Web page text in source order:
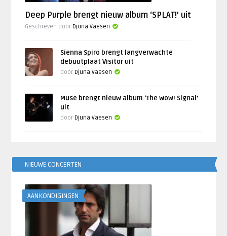
Deep Purple brengt nieuw album ‘SPLAT!’ uit
Geschreven door Djuna Vaesen
Sienna Spiro brengt langverwachte
debuutplaat Visitor uit
door Djuna Vaesen
Muse brengt nieuw album ‘The Wow! Signal’
uit
door Djuna Vaesen
NIEUWE CONCERTEN
AANKONDIGINGEN